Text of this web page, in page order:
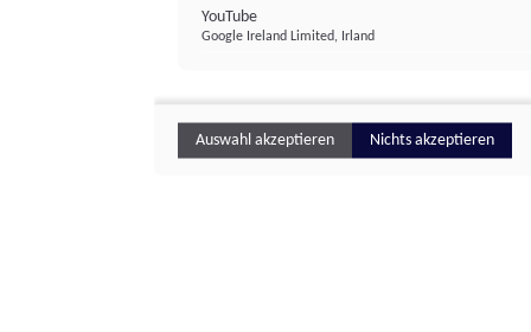
YouTube
Google Ireland Limited, Irland
Auswahl akzeptieren Nichts akzeptieren